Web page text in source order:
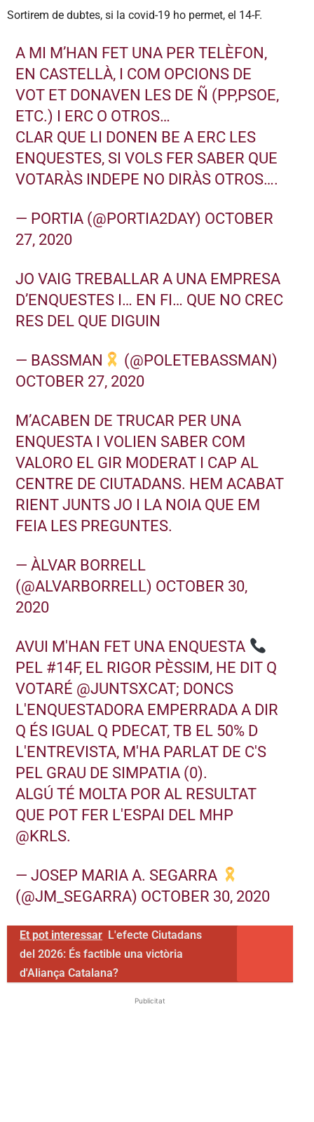
Sortirem de dubtes, si la covid-19 ho permet, el 14-F.
A MI M’HAN FET UNA PER TELÈFON,
EN CASTELLÀ, I COM OPCIONS DE
VOT ET DONAVEN LES DE Ñ (PP,PSOE,
ETC.) I ERC O OTROS…
CLAR QUE LI DONEN BE A ERC LES
ENQUESTES, SI VOLS FER SABER QUE
VOTARÀS INDEPE NO DIRÀS OTROS….
— PORTIA (@PORTIA2DAY) OCTOBER
27, 2020
JO VAIG TREBALLAR A UNA EMPRESA
D’ENQUESTES I… EN FI… QUE NO CREC
RES DEL QUE DIGUIN
— BASSMAN
(@POLETEBASSMAN)
OCTOBER 27, 2020
M’ACABEN DE TRUCAR PER UNA
ENQUESTA I VOLIEN SABER COM
VALORO EL GIR MODERAT I CAP AL
CENTRE DE CIUTADANS. HEM ACABAT
RIENT JUNTS JO I LA NOIA QUE EM
FEIA LES PREGUNTES.
— ÀLVAR BORRELL
(@ALVARBORRELL) OCTOBER 30,
2020
AVUI M'HAN FET UNA ENQUESTA
PEL #14F, EL RIGOR PÈSSIM, HE DIT Q
VOTARÉ @JUNTSXCAT; DONCS
L'ENQUESTADORA EMPERRADA A DIR
Q ÉS IGUAL Q PDECAT, TB EL 50% D
L'ENTREVISTA, M'HA PARLAT DE C'S
PEL GRAU DE SIMPATIA (0).
ALGÚ TÉ MOLTA POR AL RESULTAT
QUE POT FER L'ESPAI DEL MHP
@KRLS.
— JOSEP MARIA A. SEGARRA
(@JM_SEGARRA) OCTOBER 30, 2020
Et pot interessar L'efecte Ciutadans
del 2026: És factible una victòria
d'Aliança Catalana?
Publicitat